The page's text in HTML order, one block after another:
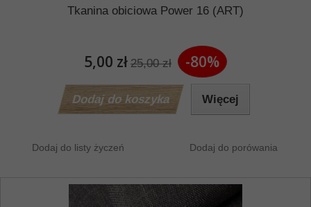
Tkanina obiciowa Power 16 (ART)
5,00 zł 25,00 zł -80%
Dodaj do koszyka Więcej
Dodaj do listy życzeń Dodaj do porówania